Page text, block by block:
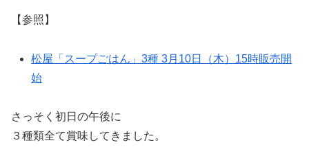
【参照】
松屋「スープごはん」3種 3月10日（木）15時販売開
始
さっそく初日の午後に
３種類全て賞味してきました。